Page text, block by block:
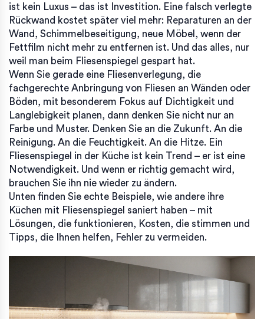
ist kein Luxus – das ist Investition. Eine falsch verlegte
Rückwand kostet später viel mehr: Reparaturen an der
Wand, Schimmelbeseitigung, neue Möbel, wenn der
Fettfilm nicht mehr zu entfernen ist. Und das alles, nur
weil man beim Fliesenspiegel gespart hat.
Wenn Sie gerade eine Fliesenverlegung, die
fachgerechte Anbringung von Fliesen an Wänden oder
Böden, mit besonderem Fokus auf Dichtigkeit und
Langlebigkeit planen, dann denken Sie nicht nur an
Farbe und Muster. Denken Sie an die Zukunft. An die
Reinigung. An die Feuchtigkeit. An die Hitze. Ein
Fliesenspiegel in der Küche ist kein Trend – er ist eine
Notwendigkeit. Und wenn er richtig gemacht wird,
brauchen Sie ihn nie wieder zu ändern.
Unten finden Sie echte Beispiele, wie andere ihre
Küchen mit Fliesenspiegel saniert haben – mit
Lösungen, die funktionieren, Kosten, die stimmen und
Tipps, die Ihnen helfen, Fehler zu vermeiden.